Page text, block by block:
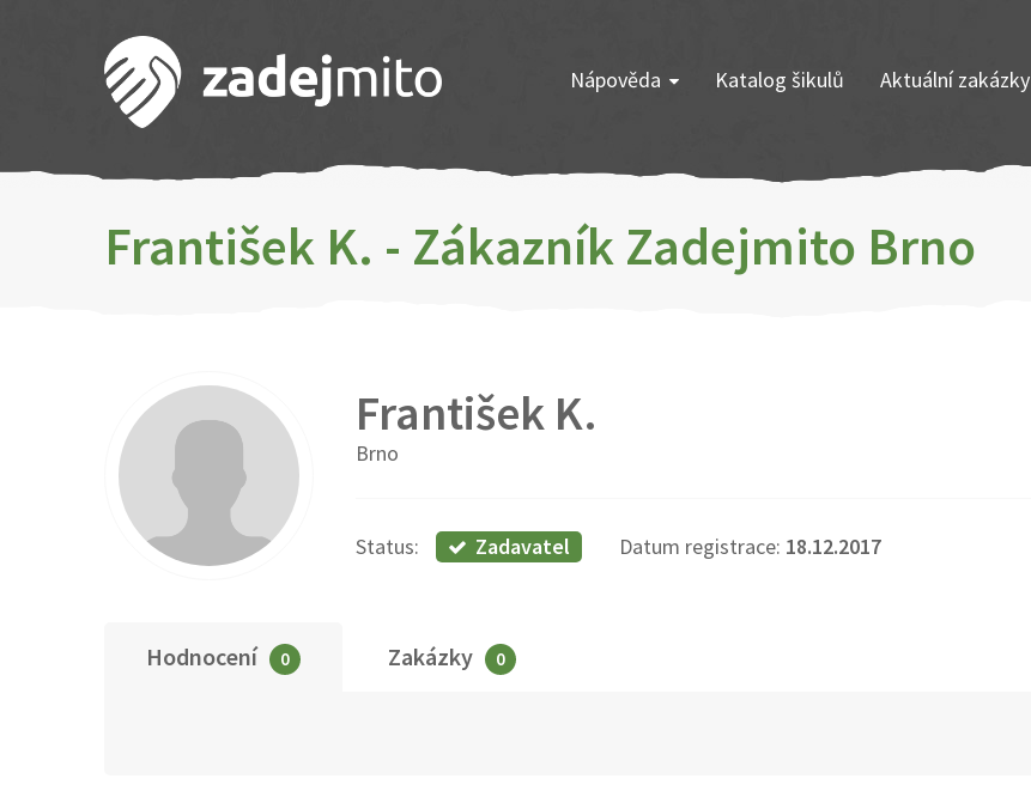
Nápověda Katalog šikulů Aktuální zakázky
František K. - Zákazník Zadejmito Brno
František K.
Brno
Status: Zadavatel Datum registrace: 18.12.2017
Hodnocení 0 Zakázky 0